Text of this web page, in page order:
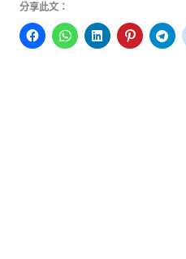
分享此文：